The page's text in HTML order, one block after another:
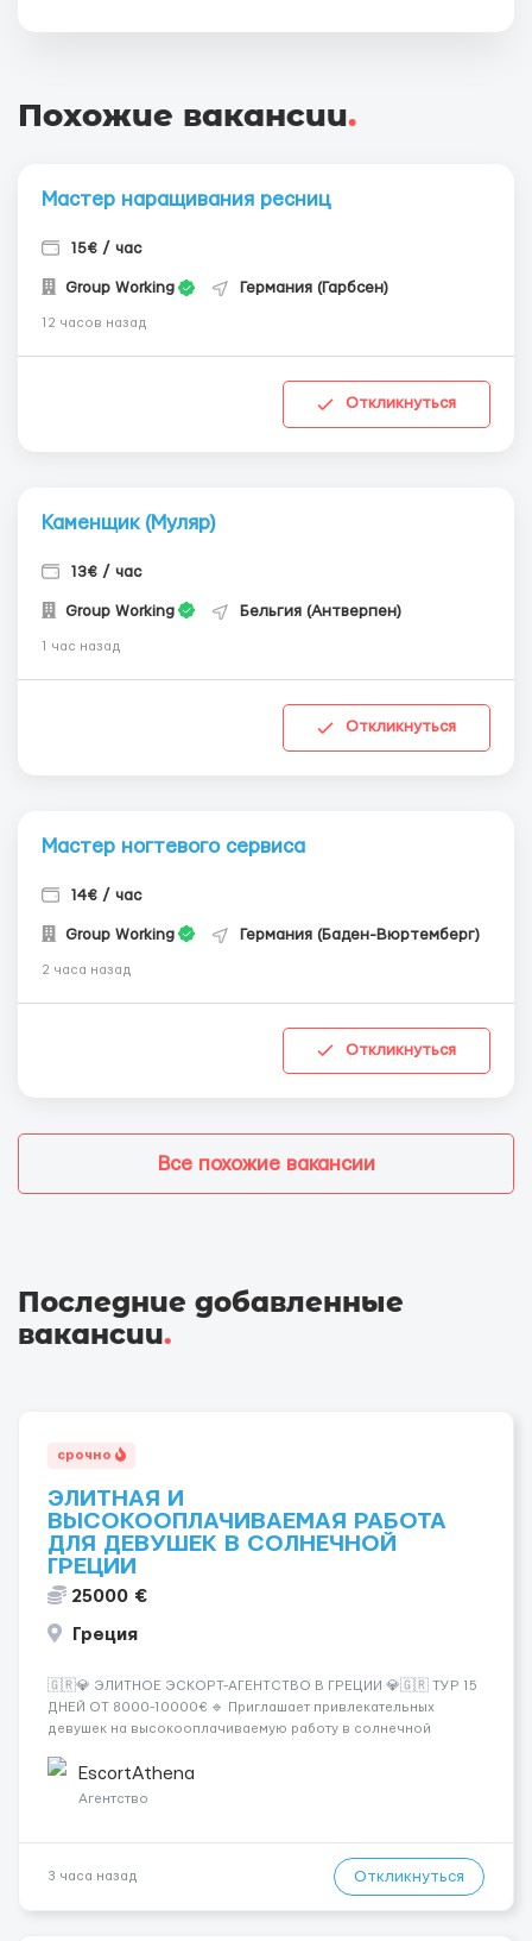
Похожие вакансии.
Мастер наращивания ресниц
15€ / час
Group Working Германия (Гарбсен)
12 часов назад
Откликнуться
Каменщик (Муляр)
13€ / час
Group Working Бельгия (Антверпен)
1 час назад
Откликнуться
Мастер ногтевого сервиса
14€ / час
Group Working Германия (Баден-Вюртемберг)
2 часа назад
Откликнуться
Все похожие вакансии
Последние добавленные
вакансии.
срочно
ЭЛИТНАЯ И
ВЫСОКООПЛАЧИВАЕМАЯ РАБОТА
ДЛЯ ДЕВУШЕК В СОЛНЕЧНОЙ
ГРЕЦИИ
25000 €
Греция
🇬🇷💎 ЭЛИТНОЕ ЭСКОРТ-АГЕНТСТВО В ГРЕЦИИ 💎🇬🇷 ТУР 15
ДНЕЙ ОТ 8000-10000€ 🔹 Приглашает привлекательных
девушек на высокооплачиваемую работу в солнечной
хорошие деньги 💶 — это предложение для тебя! 🔹
Требования: ✔️ Возраст от ...
EscortAthena
Агентство
3 часа назад Откликнуться